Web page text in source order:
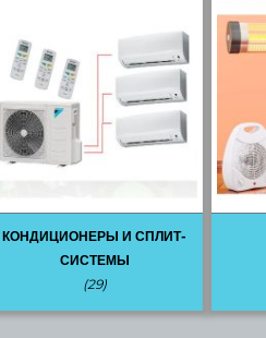
КОНДИЦИОНЕРЫ И СПЛИТ-
СИСТЕМЫ
(29)